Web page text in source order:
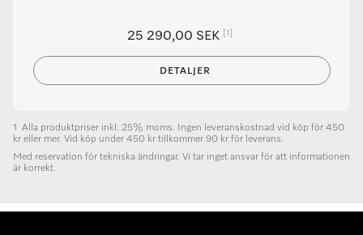
25 290,00 SEK [1]
DETALJER
1 Alla produktpriser inkl. 25% moms. Ingen leveranskostnad vid köp för 450
kr eller mer. Vid köp under 450 kr tillkommer 90 kr för leverans.
Med reservation för tekniska ändringar. Vi tar inget ansvar för att informationen
är korrekt.